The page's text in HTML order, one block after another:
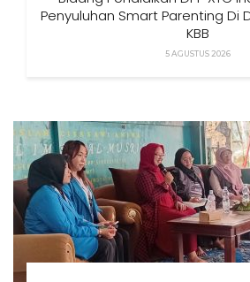
Penyuluhan Smart Parenting Di
KBB
5 AGUSTUS 2026